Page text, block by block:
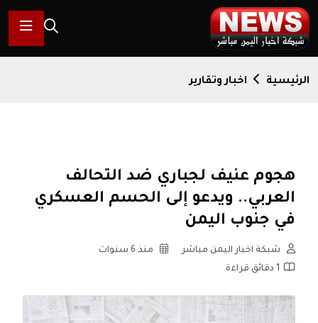
الرئيسية اخبار وتقارير
هجوم عنيف لجباري ضد التحالف
العربي.. ويدعو إلى الحسم العسكري
في جنوب اليمن
شبكة اخبار اليمن مباشر
منذ 6 سنوات
1 دقائق قراءة